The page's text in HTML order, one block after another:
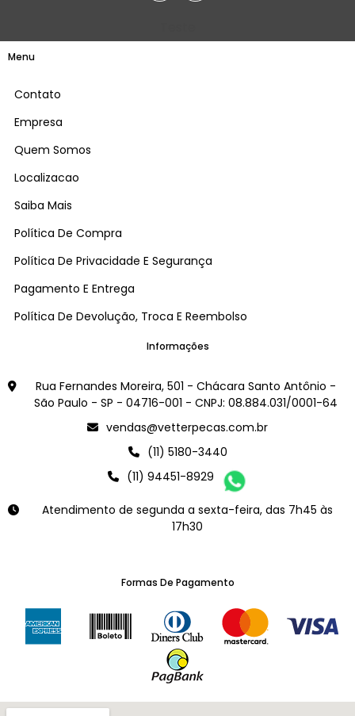
Menu
Contato
Empresa
Quem Somos
Localizacao
Saiba Mais
Política De Compra
Política De Privacidade E Segurança
Pagamento E Entrega
Política De Devolução, Troca E Reembolso
Informações
Rua Fernandes Moreira, 501 - Chácara Santo Antônio -
São Paulo - SP - 04716-001 - CNPJ: 08.884.031/0001-64
vendas@vetterpecas.com.br
(11) 5180-3440
(11) 94451-8929
Atendimento de segunda a sexta-feira, das 7h45 às
17h30
Formas De Pagamento